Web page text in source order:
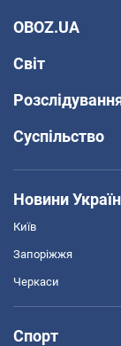
OBOZ.UA
Світ
Суспільство
Новини
Київ
Запоріжжя
Черкаси
Спорт